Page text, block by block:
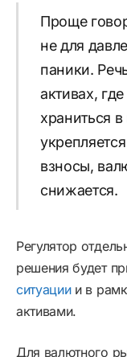
Проще
не для
паники.
активах,
храниться
взносы,
снижается.
Регулятор
решения будет
ситуациии в
активами.
Для валютного